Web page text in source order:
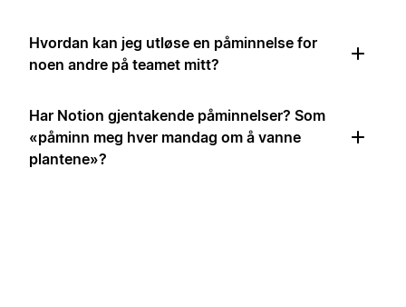
Hvordan kan jeg utløse en påminnelse for
noen andre på teamet mitt?
Har Notion gjentakende påminnelser? Som
«påminn meg hver mandag om å vanne
plantene»?